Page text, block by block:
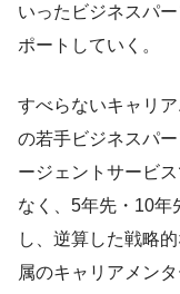
いったビジネスパ
ポートしていく。
すべらないキャリ
の若手ビジネスパ
ージェントサービ
なく、5年先・10年
し、逆算した戦略
属のキャリアメン